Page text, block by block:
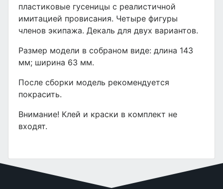
пластиковые гусеницы с реалистичной
имитацией провисания. Четыре фигуры
членов экипажа. Декаль для двух вариантов.
Размер модели в собраном виде: длина 143
мм; ширина 63 мм.
После сборки модель рекомендуется
покрасить.
Внимание! Клей и краски в комплект не
входят.